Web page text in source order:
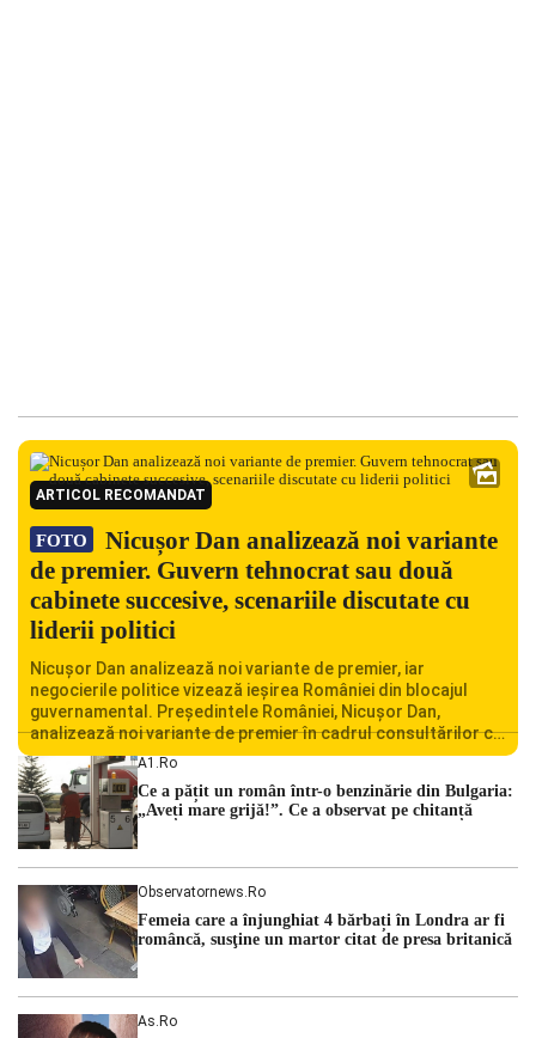
ARTICOL RECOMANDAT
FOTO
Nicușor Dan analizează noi variante
de premier. Guvern tehnocrat sau două
cabinete succesive, scenariile discutate cu
liderii politici
Nicușor Dan analizează noi variante de premier, iar
negocierile politice vizează ieșirea României din blocajul
guvernamental. Președintele României, Nicușor Dan,
analizează noi variante de premier în cadrul consultărilor cu
liderii politici. Ciprian Ciucu vorbește despre scenariul unui
guvern tehnocrat și despre posibilitatea a două cabinete
succesive. Nicușor Dan analizează noi variante de premier
România traversează […]
A1.ro
Ce a pățit un român într-o benzinărie din Bulgaria:
„Aveți mare grijă!”. Ce a observat pe chitanță
Observatornews.ro
Femeia care a înjunghiat 4 bărbați în Londra ar fi
româncă, susţine un martor citat de presa britanică
As.ro